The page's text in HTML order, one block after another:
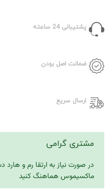
پشتیبانی 24 ساعته
ضمانت اصل بودن
ارسال سریع
مشتری گرامی
در صورت نیاز به ارتقا رم و هارد
ماکسیموس هماهنگ کنید